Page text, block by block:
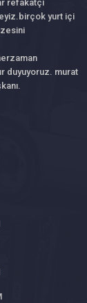
refakatçi
yurt içi
duyuyoruz. murat